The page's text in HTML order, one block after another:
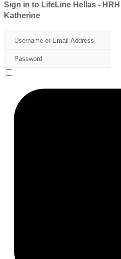
Sign in to LifeLine Hellas -
Katherine